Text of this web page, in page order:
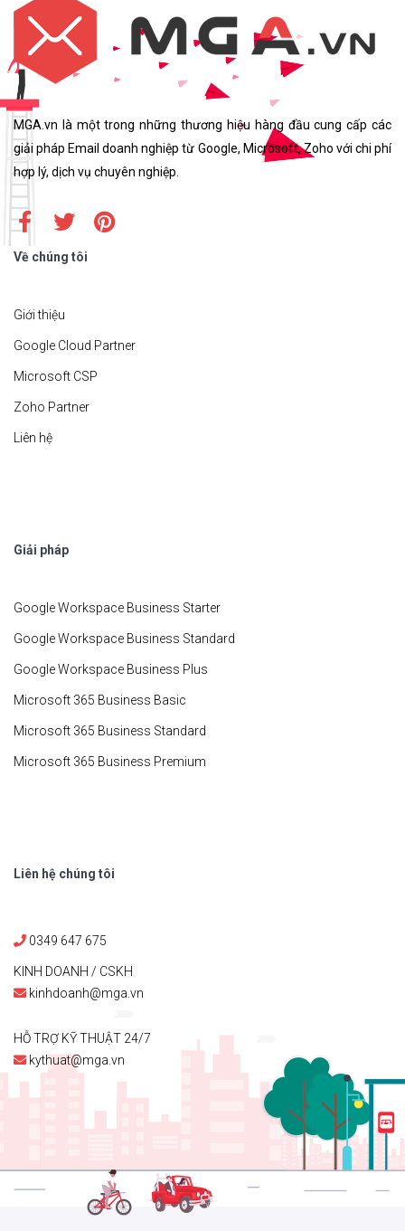
MGA.vn là một trong những thương hiệu hàng đầu cung cấp các
giải pháp Email doanh nghiệp từ Google, Microsoft, Zoho với chi phí
hợp lý, dịch vụ chuyên nghiệp.
Về chúng tôi
Giới thiệu
Google Cloud Partner
Microsoft CSP
Zoho Partner
Liên hệ
Giải pháp
Google Workspace Business Starter
Google Workspace Business Standard
Google Workspace Business Plus
Microsoft 365 Business Basic
Microsoft 365 Business Standard
Microsoft 365 Business Premium
Liên hệ chúng tôi
0349 647 675
KINH DOANH / CSKH
kinhdoanh@mga.vn
HỖ TRỢ KỸ THUẬT 24/7
kythuat@mga.vn